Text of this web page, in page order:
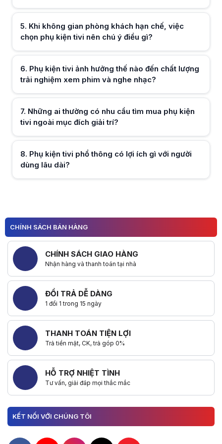
5. Khi không gian phòng khách hạn chế, việc
chọn phụ kiện tivi nên chú ý điều gì?
6. Phụ kiện tivi ảnh hưởng thế nào đến chất lượng
trải nghiệm xem phim và nghe nhạc?
7. Những ai thường có nhu cầu tìm mua phụ kiện
tivi ngoài mục đích giải trí?
8. Phụ kiện tivi phổ thông có lợi ích gì với người
dùng lâu dài?
2
CHÍNH SÁCH BÁN HÀNG
CHÍNH SÁCH GIAO HÀNG
Nhận hàng và thanh toán tại nhà
ĐỔI TRẢ DỄ DÀNG
1 đổi 1 trong 15 ngày
THANH TOÁN TIỆN LỢI
Trả tiền mặt, CK, trả góp 0%
HỖ TRỢ NHIỆT TÌNH
Tư vấn, giải đáp mọi thắc mắc
KẾT NỐI VỚI CHÚNG TÔI